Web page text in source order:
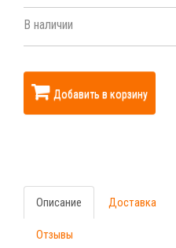
В наличии
Добавить в корзину
Описание Доставка
Отзывы